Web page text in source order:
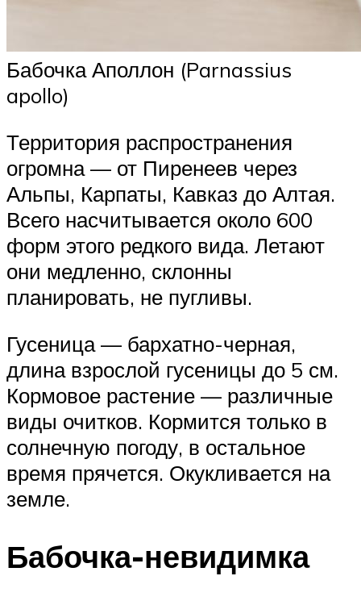
Бабочка Аполлон (Parnassius
apollo)
Территория распространения
огромна — от Пиренеев через
Альпы, Карпаты, Кавказ до Алтая.
Всего насчитывается около 600
форм этого редкого вида. Летают
они медленно, склонны
планировать, не пугливы.
Гусеница — бархатно-черная,
длина взрослой гусеницы до 5 см.
Кормовое растение — различные
виды очитков. Кормится только в
солнечную погоду, в остальное
время прячется. Окукливается на
земле.
Бабочка-невидимка